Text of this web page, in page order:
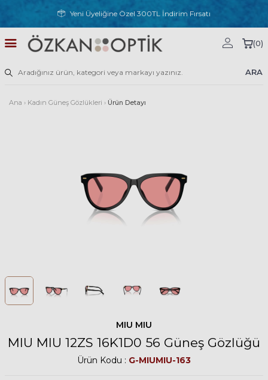
Yeni Üyeliğine Özel 300TL İndirim Fırsatı
ARA
(0)
Ana › Kadın Güneş Gözlükleri › Ürün Detayı
MIU MIU
MIU MIU 12ZS 16K1D0 56 Güneş Gözlüğü
Ürün Kodu : G-MIUMIU-163